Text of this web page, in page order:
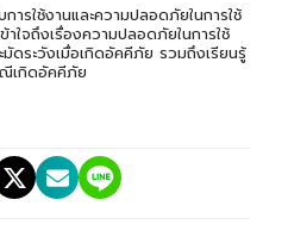
ารใช้งานและความปลอดภัยในการใช้
ใจถึงเรื่องความปลอดภัยในการใช้
ดระวังเมื่อเกิดอัคคีภัย รวมถึงเรียนรู้
เกิดอัคคีภัย